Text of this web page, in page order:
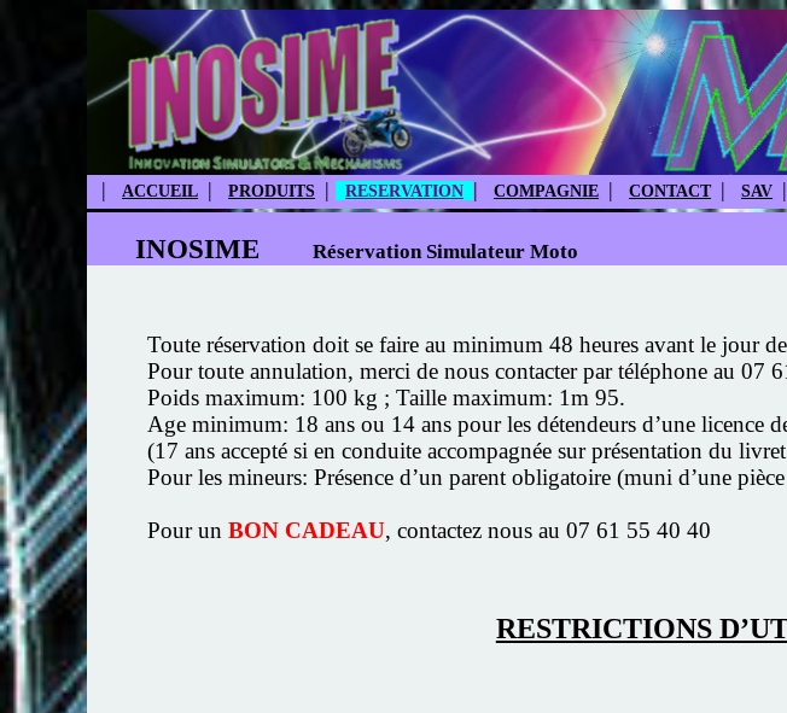
INOSIME Réservation Simulateur Moto
Toute réservation doit se faire au minimum 48 heures avant le jour
Pour toute annulation, merci de nous contacter par téléphone au 07
Poids maximum: 100 kg ; Taille maximum: 1m 95.
Age minimum: 18 ans ou 14 ans pour les détendeurs d’une licence
(17 ans accepté si en conduite accompagnée sur présentation du
Pour les mineurs: Présence d’un parent obligatoire (muni d’une
Pour un BON CADEAU, contactez nous au 07 61 55 40 40
RESTRICTIONS
| ACCUEIL | PRODUITS | RESERVATION | COMPAGNIE | CONTACT | SAV |